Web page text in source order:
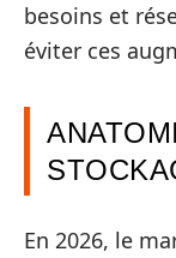
besoins et
éviter ces
En 2026, le